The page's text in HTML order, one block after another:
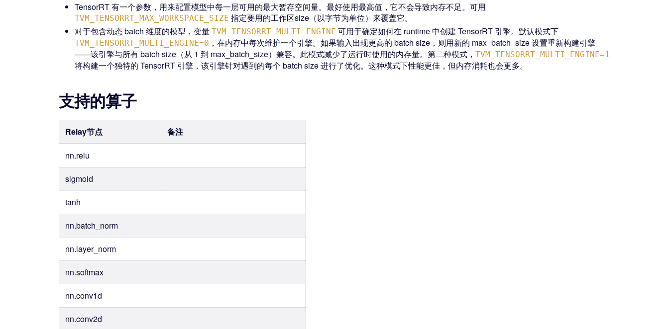
TensorRT 有一个参数，用来配置模型中每一层可用的最大暂存空间量。最好使用最高值，它不会导致内存不足。可用
TVM_TENSORRT_MAX_WORKSPACE_SIZE 指定要用的工作区size（以字节为单位）来覆盖它。
对于包含动态 batch 维度的模型，变量 TVM_TENSORRT_MULTI_ENGINE 可用于确定如何在 runtime 中创建 TensorRT 引擎。默认模式下
TVM_TENSORRT_MULTI_ENGINE=0 ，在内存中每次维护一个引擎。如果输入出现更高的 batch size，则用新的 max_batch_size 设置重新构建引擎
——该引擎与所有 batch size（从 1 到 max_batch_size）兼容。此模式减少了运行时使用的内存量。第二种模式， TVM_TENSORRT_MULTI_ENGINE=1
将构建一个独特的 TensorRT 引擎，该引擎针对遇到的每个 batch size 进行了优化。这种模式下性能更佳，但内存消耗也会更多。
支持的算子
Relay节点 备注
nn.relu
sigmoid
tanh
nn.batch_norm
nn.layer_norm
nn.softmax
nn.conv1d
nn.conv2d